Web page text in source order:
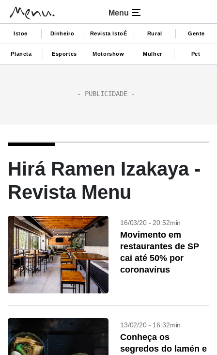
Menu
Istoe Dinheiro Revista IstoÉ Rural Gente
Planeta Esportes Motorshow Mulher Pet
Hirá Ramen Izakaya -
Revista Menu
16/03/20 - 20:52min
Movimento em
restaurantes de SP
cai até 50% por
coronavírus
13/02/20 - 16:32min
Conheça os
segredos do lamén e